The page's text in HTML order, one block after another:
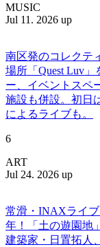
MUSIC
Jul 11. 2026 up
南区発のコレクテ
場所「Quest Luv
ー、イベントスペ
施設も併設。初日
によるライブも。
6
ART
Jul 24. 2026 up
常滑・INAXライ
年！「土の遊園地
建築家・日置拓人